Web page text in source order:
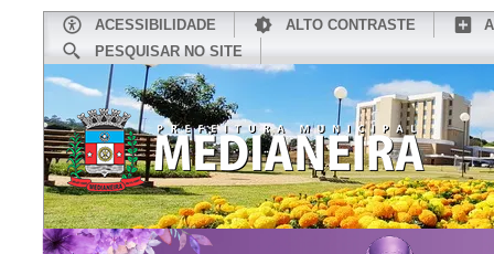
ACESSIBILIDADE ALTO CONTRASTE
PESQUISAR NO SITE
CONHEÇA MEDIANEIRA